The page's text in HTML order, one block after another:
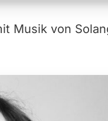
Musik von